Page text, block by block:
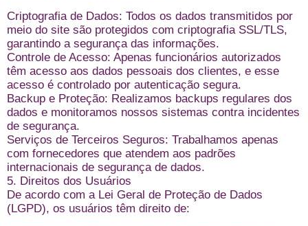
Criptografia de Dados: Todos os dados transmitidos por
meio do site são protegidos com criptografia SSL/TLS,
garantindo a segurança das informações.
Controle de Acesso: Apenas funcionários autorizados
têm acesso aos dados pessoais dos clientes, e esse
acesso é controlado por autenticação segura.
Backup e Proteção: Realizamos backups regulares dos
dados e monitoramos nossos sistemas contra incidentes
de segurança.
Serviços de Terceiros Seguros: Trabalhamos apenas
com fornecedores que atendem aos padrões
internacionais de segurança de dados.
5. Direitos dos Usuários
De acordo com a Lei Geral de Proteção de Dados
(LGPD), os usuários têm direito de: